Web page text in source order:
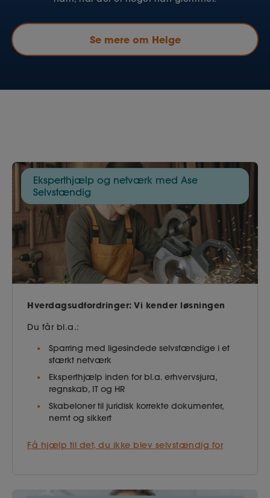
Se mere om Helge
Eksperthjælp og netværk med Ase
Selvstændig
Hverdagsudfordringer: Vi kender løsningen
Du får bl.a.:
Sparring med ligesindede selvstændige i et
stærkt netværk
Eksperthjælp inden for bl.a. erhvervsjura,
regnskab, IT og HR
Skabeloner til juridisk korrekte dokumenter,
nemt og sikkert
Få hjælp til det, du ikke blev selvstændig for